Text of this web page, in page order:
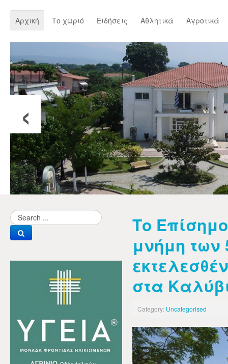
Αρχική Το χωριό Ειδήσεις Αθλητικά Αγροτικά
‹
Το
μνήμη των
στα
Category: Uncategorised